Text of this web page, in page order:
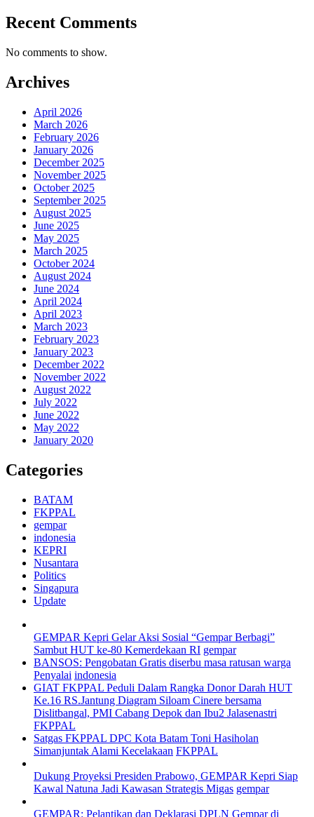
Recent Comments
No comments to show.
Archives
April 2026
March 2026
February 2026
January 2026
December 2025
November 2025
October 2025
September 2025
August 2025
June 2025
May 2025
March 2025
October 2024
August 2024
June 2024
April 2024
April 2023
March 2023
February 2023
January 2023
December 2022
November 2022
August 2022
July 2022
June 2022
May 2022
January 2020
Categories
BATAM
FKPPAL
gempar
indonesia
KEPRI
Nusantara
Politics
Singapura
Update
GEMPAR Kepri Gelar Aksi Sosial “Gempar Berbagi”
Sambut HUT ke-80 Kemerdekaan RI gempar
BANSOS: Pengobatan Gratis diserbu masa ratusan warga
Penyalai indonesia
GIAT FKPPAL Peduli Dalam Rangka Donor Darah HUT
Ke.16 RS.Jantung Diagram Siloam Cinere bersama
Dislitbangal, PMI Cabang Depok dan Ibu2 Jalasenastri
FKPPAL
Satgas FKPPAL DPC Kota Batam Toni Hasiholan
Simanjuntak Alami Kecelakaan FKPPAL
Dukung Proyeksi Presiden Prabowo, GEMPAR Kepri Siap
Kawal Natuna Jadi Kawasan Strategis Migas gempar
GEMPAR: Pelantikan dan Deklarasi DPLN Gempar di